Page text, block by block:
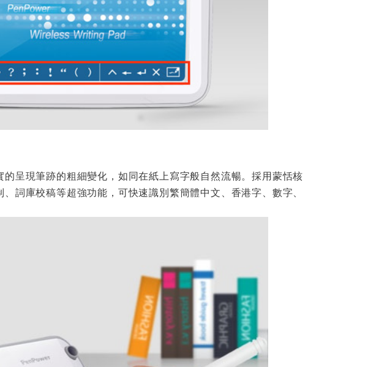
呈現筆跡的粗細變化，如同在紙上寫字般自然流暢。採用蒙恬核
詞庫校稿等超強功能，可快速識別繁簡體中文、香港字、數字、